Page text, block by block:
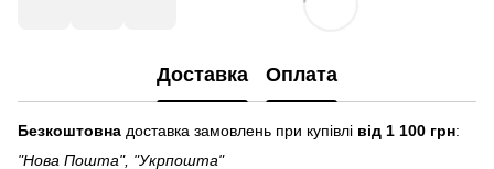
Доставка Оплата
Безкоштовна доставка замовлень при купівлі від 1 100 грн:
"Нова Пошта", "Укрпошта"